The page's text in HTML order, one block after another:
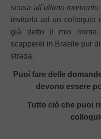
scusa all’ultimo
invitarla ad un colloquio
già detto il mio
scapperei in Brasile pur
strada.
Puoi fare delle
devono essere
Tutto ciò che puoi